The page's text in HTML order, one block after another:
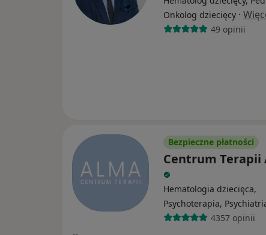
Onkolog dziecięcy ·
49 opinii
Bezpieczne płatności
Centrum Terapii
Hematologia dziecięca,
Psychoterapia,
4357 opinii